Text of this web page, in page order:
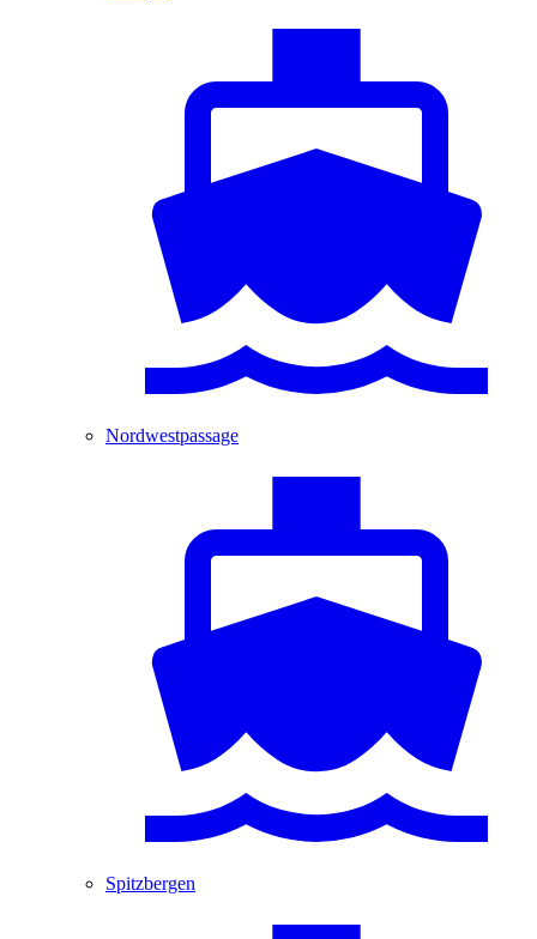
Nordwestpassage
Spitzbergen